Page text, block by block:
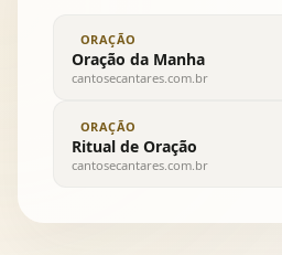
ORAÇÃO
Oração da Manha
cantosecantares.com.br
ORAÇÃO
Ritual de Oração
cantosecantares.com.br